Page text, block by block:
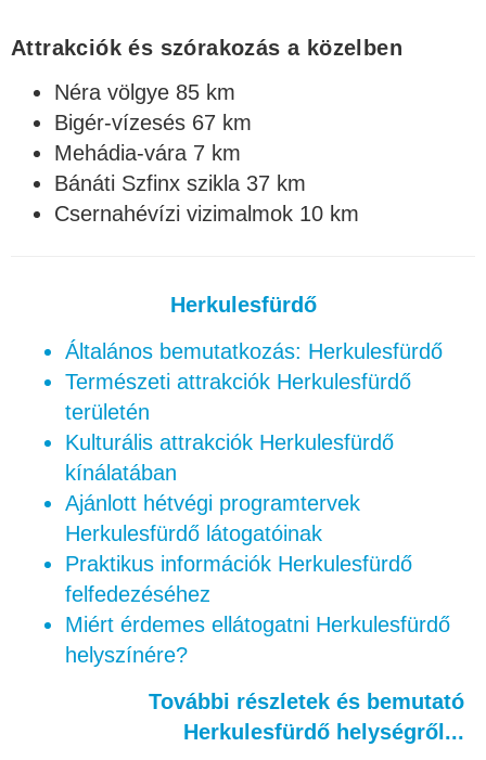
Attrakciók és szórakozás a közelben
Néra völgye 85 km
Bigér-vízesés 67 km
Mehádia-vára 7 km
Bánáti Szfinx szikla 37 km
Csernahévízi vizimalmok 10 km
Herkulesfürdő
Általános bemutatkozás: Herkulesfürdő
Természeti attrakciók Herkulesfürdő
területén
Kulturális attrakciók Herkulesfürdő
kínálatában
Ajánlott hétvégi programtervek
Herkulesfürdő látogatóinak
Praktikus információk Herkulesfürdő
felfedezéséhez
Miért érdemes ellátogatni Herkulesfürdő
helyszínére?
További részletek és bemutató
Herkulesfürdő helységről...